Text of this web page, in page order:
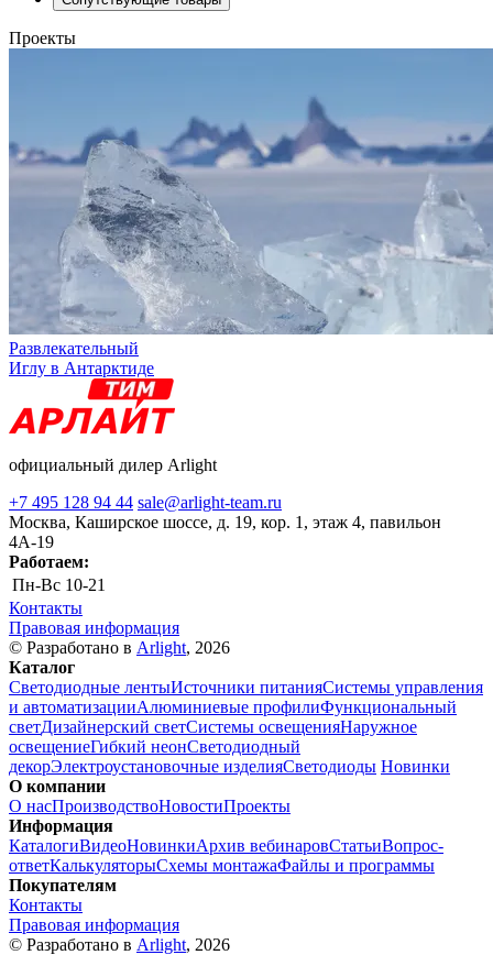
Проекты
Развлекательный
Иглу в Антарктиде
официальный дилер Arlight
+7 495 128 94 44 sale@arlight-team.ru
Москва, Каширское шоссе, д. 19, кор. 1, этаж 4, павильон
4А-19
Работаем:
Пн-Вс 10-21
Контакты
Правовая информация
© Разработано в Arlight, 2026
Каталог
Светодиодные лентыИсточники питанияСистемы управления
и автоматизацииАлюминиевые профилиФункциональный
светДизайнерский светСистемы освещенияНаружное
освещениеГибкий неонСветодиодный
декорЭлектроустановочные изделияСветодиоды Новинки
О компании
О насПроизводствоНовостиПроекты
Информация
КаталогиВидеоНовинкиАрхив вебинаровСтатьиВопрос-
ответКалькуляторыСхемы монтажаФайлы и программы
Покупателям
Контакты
Правовая информация
© Разработано в Arlight, 2026